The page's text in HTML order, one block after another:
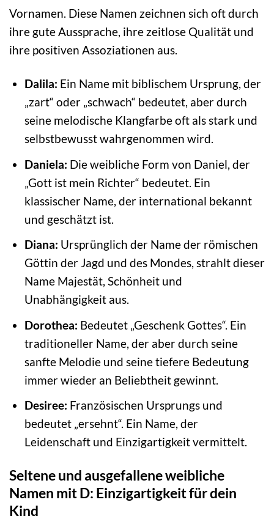
Vornamen. Diese Namen zeichnen sich oft durch
ihre gute Aussprache, ihre zeitlose Qualität und
ihre positiven Assoziationen aus.
Dalila: Ein Name mit biblischem Ursprung, der
„zart“ oder „schwach“ bedeutet, aber durch
seine melodische Klangfarbe oft als stark und
selbstbewusst wahrgenommen wird.
Daniela: Die weibliche Form von Daniel, der
„Gott ist mein Richter“ bedeutet. Ein
klassischer Name, der international bekannt
und geschätzt ist.
Diana: Ursprünglich der Name der römischen
Göttin der Jagd und des Mondes, strahlt dieser
Name Majestät, Schönheit und
Unabhängigkeit aus.
Dorothea: Bedeutet „Geschenk Gottes“. Ein
traditioneller Name, der aber durch seine
sanfte Melodie und seine tiefere Bedeutung
immer wieder an Beliebtheit gewinnt.
Desiree: Französischen Ursprungs und
bedeutet „ersehnt“. Ein Name, der
Leidenschaft und Einzigartigkeit vermittelt.
Seltene und ausgefallene weibliche
Namen mit D: Einzigartigkeit für dein
Kind